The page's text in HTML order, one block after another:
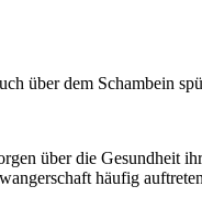
über dem Schambein
über die Gesundheit
häufig